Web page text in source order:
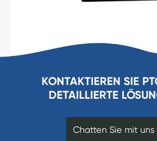
KONTAKTIEREN SIE
DETAILLIERTE
Chatten Sie mit uns